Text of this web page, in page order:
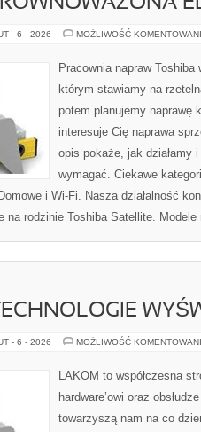
- 6 - 2026 MOŻLIWOŚĆ
Pracownia napraw
którym stawiamy na
potem planujemy naprawę
interesuje Cię naprawa
opis pokaże, jak działamy
wymagać. Ciekawe
i Wi-Fi. Nasza działalność
na rodzinie Toshiba Satellite.
- 6 - 2026 MOŻLIWOŚĆ
LAKOM to współczesna
hardware’owi oraz
towarzyszą nam na co